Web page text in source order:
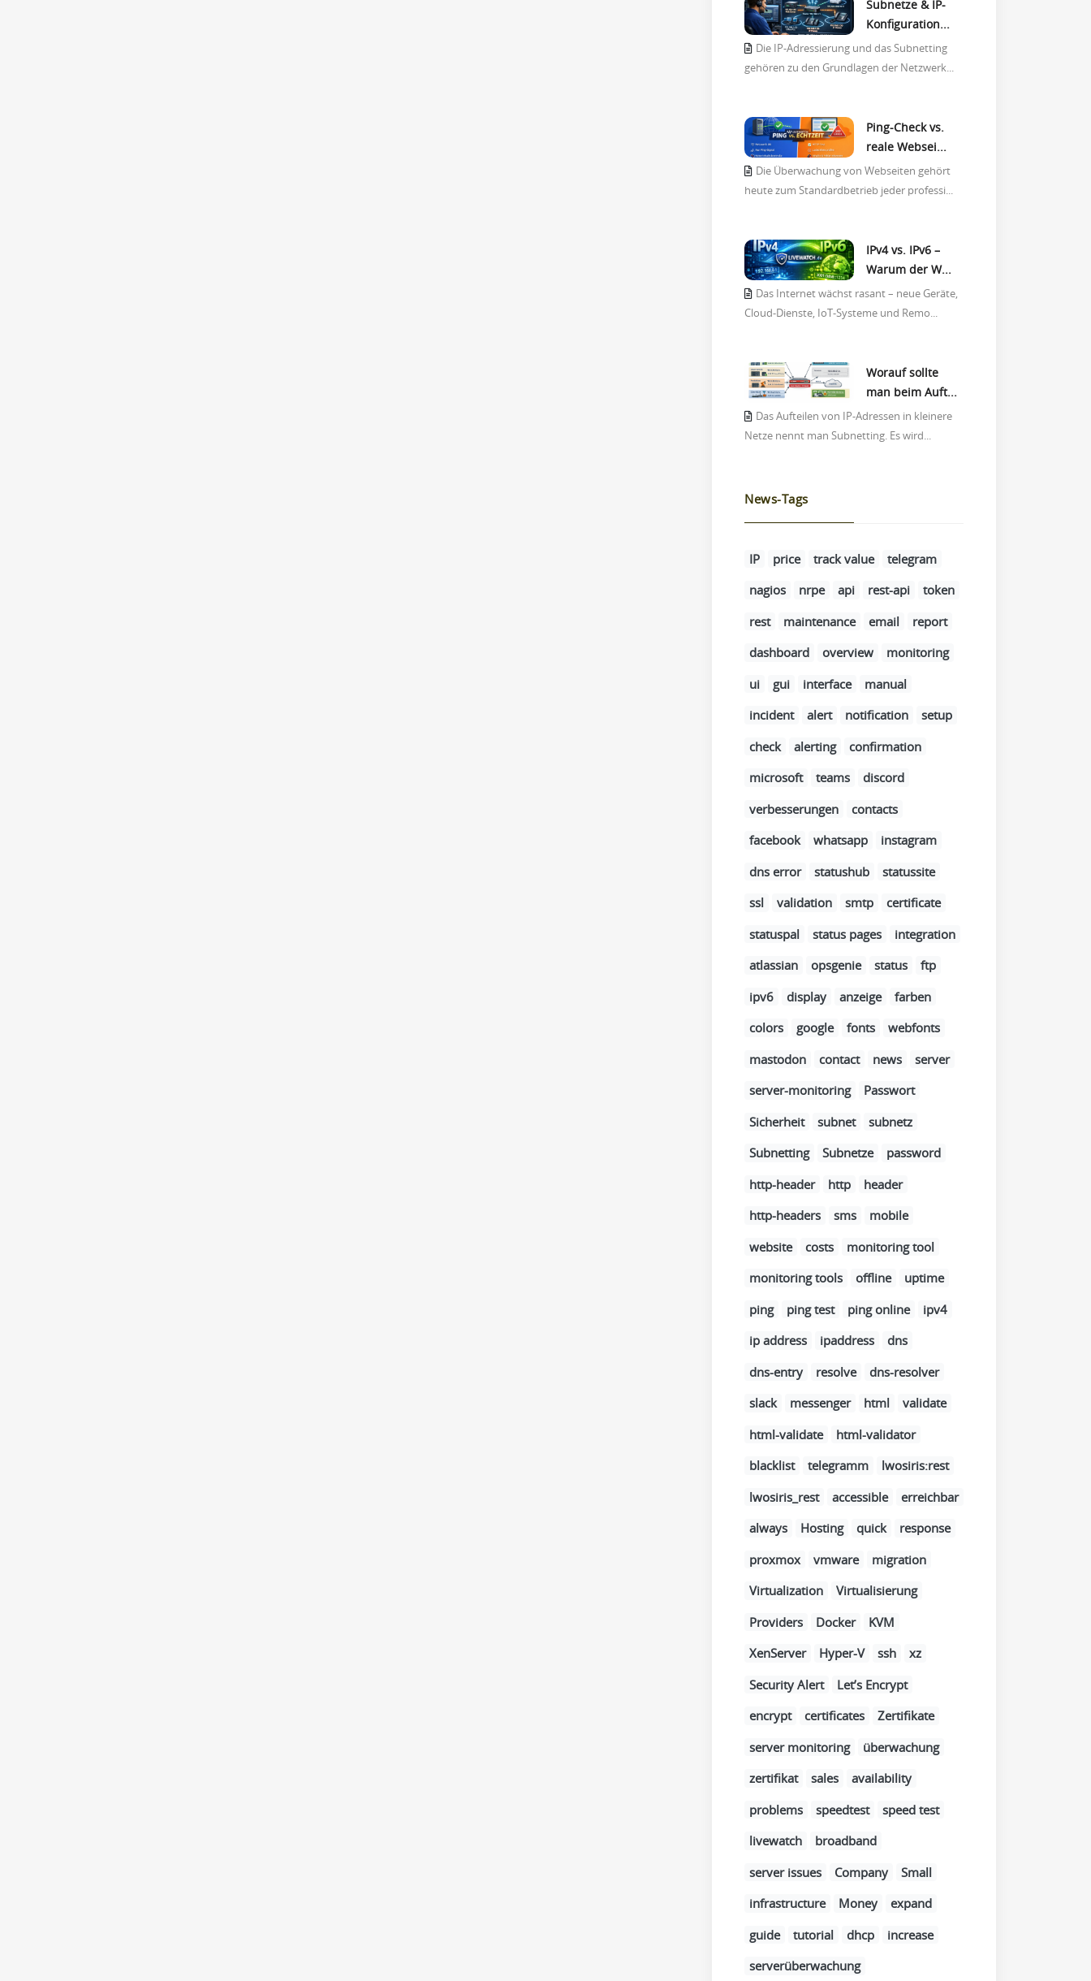
Subnetze & IP-
Konfiguration...
Die IP-Adressierung und das Subnetting
gehören zu den Grundlagen der Netzwerk...
Ping-Check vs.
reale Websei...
Die Überwachung von Webseiten gehört
heute zum Standardbetrieb jeder professi...
IPv4 vs. IPv6 –
Warum der W...
Das Internet wächst rasant – neue Geräte,
Cloud-Dienste, IoT-Systeme und Remo...
Worauf sollte
man beim Auft...
Das Aufteilen von IP-Adressen in kleinere
Netze nennt man Subnetting. Es wird...
News-Tags
IP price track value
telegram
nagios
nrpe api rest-api
token
rest
maintenance email
report
dashboard
overview
monitoring
ui
gui interface
manual
incident
alert notification
setup
check
alerting
confirmation
microsoft
teams
discord
verbesserungen
contacts
facebook
whatsapp
instagram
dns error
statushub
statussite
ssl
validation smtp
certificate
statuspal
status pages
integration
atlassian
opsgenie status
ftp
ipv6
display anzeige
farben
colors
google fonts
webfonts
mastodon
contact news
server
server-monitoring
Passwort
Sicherheit
subnet
subnetz
Subnetting
Subnetze
password
http-header
http
header
http-headers
sms
mobile
website
costs
monitoring tool
monitoring tools
offline
uptime
ping
ping test ping online
ipv4
ip address
ipaddress
dns
dns-entry
resolve
dns-resolver
slack
messenger html
validate
html-validate
html-validator
blacklist
telegramm
lwosiris:rest
lwosiris_rest
accessible
erreichbar
always
Hosting quick
response
proxmox
vmware
migration
Virtualization
Virtualisierung
Providers
Docker
KVM
XenServer
Hyper-V ssh
xz
Security Alert
Let’s Encrypt
encrypt
certificates
Zertifikate
server monitoring
überwachung
zertifikat
sales
availability
problems
speedtest
speed test
livewatch
broadband
server issues
Company
Small
infrastructure
Money
expand
guide
tutorial dhcp
increase
serverüberwachung